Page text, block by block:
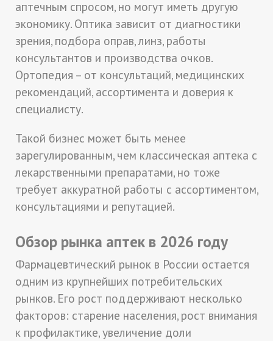
аптечным спросом, но могут иметь другую
экономику. Оптика зависит от диагностики
зрения, подбора оправ, линз, работы
консультантов и производства очков.
Ортопедия – от консультаций, медицинских
рекомендаций, ассортимента и доверия к
специалисту.
Такой бизнес может быть менее
зарегулированным, чем классическая аптека с
лекарственными препаратами, но тоже
требует аккуратной работы с ассортиментом,
консультациями и репутацией.
Обзор рынка аптек в 2026 году
Фармацевтический рынок в России остается
одним из крупнейших потребительских
рынков. Его рост поддерживают несколько
факторов: старение населения, рост внимания
к профилактике, увеличение доли